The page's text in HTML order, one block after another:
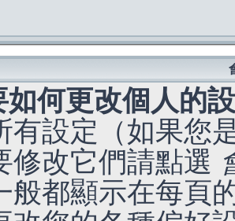
如何更改個人的
有設定（如果您
修改它們請點選
般都顯示在每頁